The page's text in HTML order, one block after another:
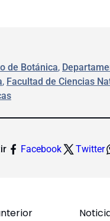
de Botánica,
, Facultad de Ciencias
Facebook Twitter